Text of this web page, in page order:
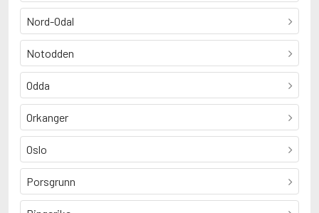
Nord-Odal
Notodden
Odda
Orkanger
Oslo
Porsgrunn